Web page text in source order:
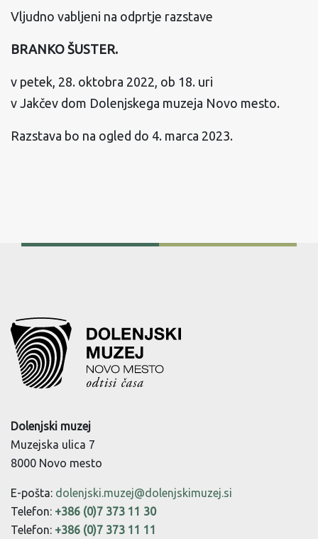
Vljudno vabljeni na odprtje razstave
BRANKO ŠUSTER.
v petek, 28. oktobra 2022, ob 18. uri
v Jakčev dom Dolenjskega muzeja Novo mesto.
Razstava bo na ogled do 4. marca 2023.
Dolenjski muzej
Muzejska ulica 7
8000 Novo mesto
E-pošta: dolenjski.muzej@dolenjskimuzej.si
Telefon: +386 (0)7 373 11 30
Telefon: +386 (0)7 373 11 11